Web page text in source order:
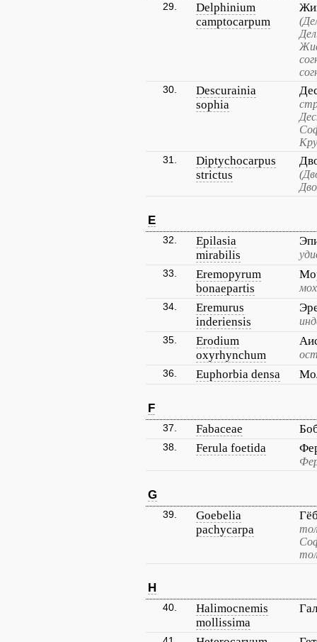
29.
Delphinium
camptocarpum
30.
Descurainia
sophia
31.
Diptychocarpus
strictus
E
32.
Epilasia
mirabilis
33.
Eremopyrum
bonaepartis
34.
Eremurus
inderiensis
35.
Erodium
oxyrhynchum
36. Euphorbia densa
F
37. Fabaceae
38. Ferula foetida
G
39.
Goebelia
pachycarpa
H
40.
Halimocnemis
mollissima